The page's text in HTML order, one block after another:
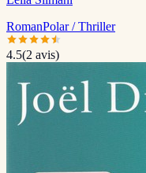
RomanPolar / Thriller
4.5(2 avis)